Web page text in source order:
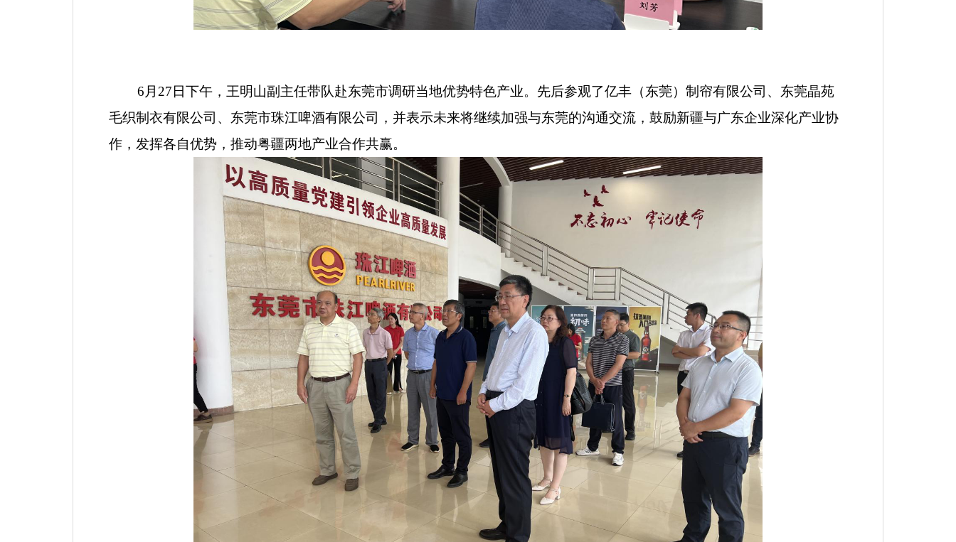
6 月 27日下午，王明山副主任带队赴东莞市调研当地优势特色产业。先后参观了亿丰（东莞）制帘有限公司、东莞晶苑
毛织制衣有限公司、东莞市珠江啤酒有限公司，并表示未来将继续加强与东莞的沟通交流，鼓励新疆与广东企业深化产业协
作 ，发挥各自优势，推动粤疆两地产业合作共赢。